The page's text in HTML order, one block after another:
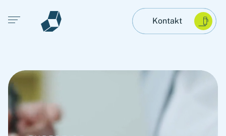
Open main menu Kontakt